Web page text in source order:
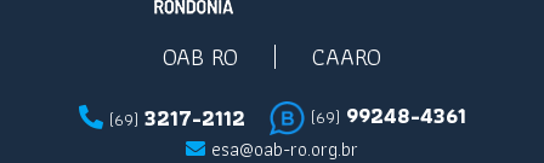
OAB RO CAARO
(69) 3217-2112 (69) 99248-4361
esa@oab-ro.org.br